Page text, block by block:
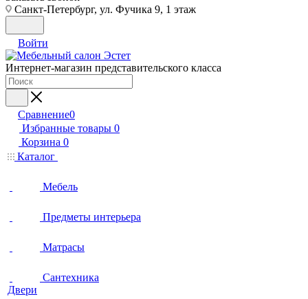
Санкт-Петербург, ул. Фучика 9, 1 этаж
Войти
Интернет-магазин представительского класса
Сравнение0
Избранные товары 0
Корзина 0
Каталог
Мебель
Предметы интерьера
Матрасы
Сантехника
Двери